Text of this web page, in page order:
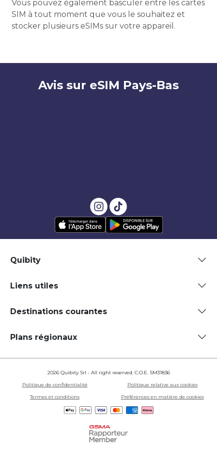
Vous pouvez également basculer entre les cartes
SIM à tout moment que vous le souhaitez et
stocker plusieurs eSIMs sur votre appareil.
Avis sur eSIM Pays-Bas
Quibity
Liens utiles
Destinations courantes
Plans régionaux
2026 Quibity Srl - All right reserved. C.O.E. SM31836
Politique de confidentialité
Politique relative aux cookies
Termes et conditions
Préférences en matière de cookies